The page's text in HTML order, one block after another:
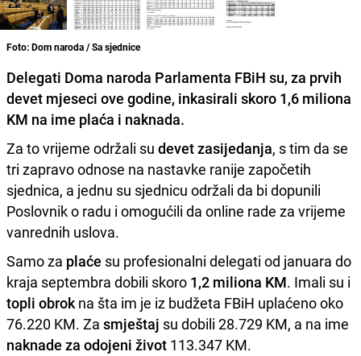
Foto: Dom naroda / Sa sjednice
Delegati Doma naroda Parlamenta FBiH su, za prvih
devet mjeseci ove godine, inkasirali skoro 1,6 miliona
KM na ime plaća i naknada.
Za to vrijeme održali su devet zasijedanja, s tim da se
tri zapravo odnose na nastavke ranije započetih
sjednica, a jednu su sjednicu održali da bi dopunili
Poslovnik o radu i omogućili da online rade za vrijeme
vanrednih uslova.
Samo za plaće su profesionalni delegati od januara do
kraja septembra dobili skoro 1,2 miliona KM. Imali su i
topli obrokna šta im je iz budžeta FBiH uplaćeno oko
76.220 KM. Za smještaj su dobili 28.729 KM, a na ime
naknade za odojeni život 113.347 KM.